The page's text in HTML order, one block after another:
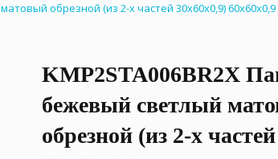
обрезной (из 2-х частей 30x60x0,9)
KMP2STA006BR2X
бежевый светлый
обрезной (из 2-х